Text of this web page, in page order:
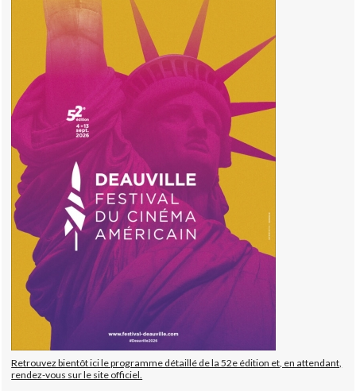
Retrouvez bientôt ici le programme détaillé de la 52e édition et, en attendant,
rendez-vous sur le site officiel.